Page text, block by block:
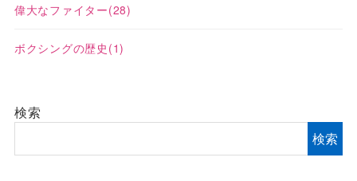
偉大なファイター(28)
ボクシングの歴史 (1)
検索
検索